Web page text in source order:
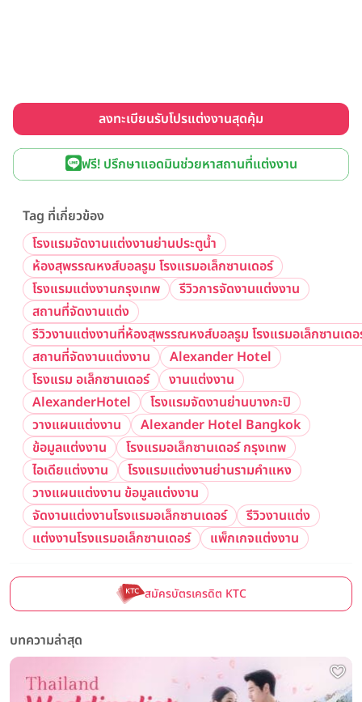
ลงทะเบียนรับโปรแต่งงานสุดคุ้ม
ฟรี! ปรึกษาแอดมินช่วยหาสถานที่แต่งงาน
Tag ที่เกี่ยวข้อง
โรงแรมจัดงานแต่งงานย่านประตูน้ำ
ห้องสุพรรณหงส์บอลรูม โรงแรมอเล็กซานเดอร์
โรงแรมแต่งงานกรุงเทพ
รีวิวการจัดงานแต่งงาน
สถานที่จัดงานแต่ง
รีวิวงานแต่งงานที่ห้องสุพรรณหงส์บอลรูม โรงแรมอเล็กซานเด
สถานที่จัดงานแต่งงาน
Alexander Hotel
โรงแรม อเล็กซานเดอร์
งานแต่งงาน
AlexanderHotel
โรงแรมจัดงานย่านบางกะปิ
วางแผนแต่งงาน
Alexander Hotel Bangkok
ข้อมูลแต่งงาน
โรงแรมอเล็กซานเดอร์ กรุงเทพ
ไอเดียแต่งงาน
โรงแรมแต่งงานย่านรามคำแหง
วางแผนแต่งงาน ข้อมูลแต่งงาน
จัดงานแต่งงานโรงแรมอเล็กซานเดอร์
รีวิวงานแต่ง
แต่งงานโรงแรมอเล็กซานเดอร์
แพ็กเกจแต่งงาน
สมัครบัตรเครดิต KTC
บทความล่าสุด